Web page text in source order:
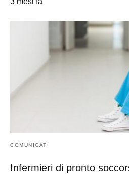
COMUNICATI
Infermieri di pronto